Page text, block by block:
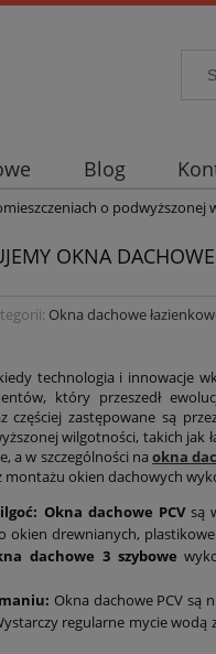
Blog
o podwyższonej
OKNA
Okna dachowe
technologia i innowacje
który przeszedł
częściej zastępowane są
wilgotności, takich jak
a w szczególności naokna
montażu okien dachowych
Okna dachowe PCVsą
okien drewnianych,
dachowe 3 szybowe
Okna dachowe PCV są
regularne mycie